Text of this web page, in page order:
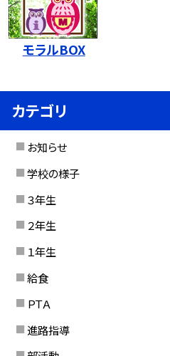
モラルBOX
カテゴリ
お知らせ
学校の様子
３年生
２年生
１年生
給食
ＰＴＡ
進路指導